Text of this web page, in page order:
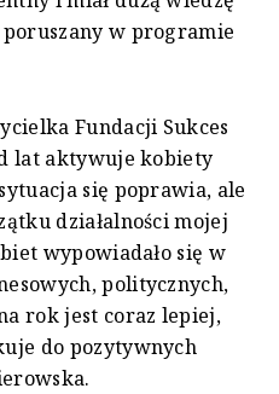
w programie
Fundacji Sukces
lat aktywuje kobiety
się poprawia, ale
działalności mojej
wypowiadało się w
politycznych,
rok jest coraz lepiej,
do pozytywnych